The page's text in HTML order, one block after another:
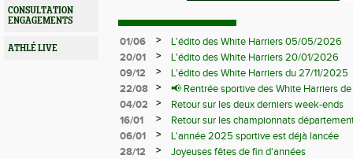
CONSULTATION
ENGAGEMENTS
ATHLÉ LIVE 01/06 >
L'édito des White Harriers 05/05/2026
20/01
>
L'édito des White Harriers 20/01/2026
09/12
>
L'édito des White Harriers du 27/11/2025
22/08
>
📢 Rentrée sportive des White Harriers
04/02
>
Retour sur les deux derniers week-ends
16/01
>
Retour sur les championnats
06/01
>
L'année 2025 sportive est déjà lancée
28/12
>
Joyeuses fêtes de fin d'années